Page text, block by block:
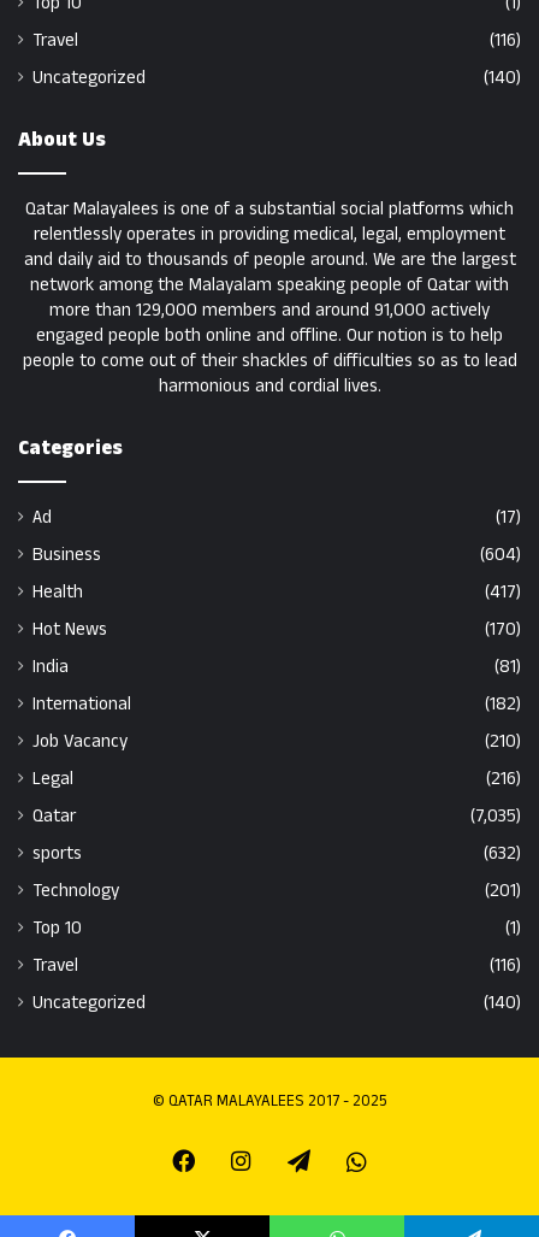
Travel
(116)
Uncategorized
(140)
About Us
Qatar Malayalees is one of a substantial social platforms which
relentlessly operates in providing medical, legal, employment
and daily aid to thousands of people around. We are the largest
network among the Malayalam speaking people of Qatar with
more than 129,000 members and around 91,000 actively
engaged people both online and offline. Our notion is to help
people to come out of their shackles of difficulties so as to lead
harmonious and cordial lives.
Categories
Ad
(17)
Business
(604)
Health
(417)
Hot News
(170)
India
(81)
International
(182)
Job Vacancy
(210)
Legal
(216)
Qatar
(7,035)
sports
(632)
Technology
(201)
Top 10
(1)
Travel
(116)
Uncategorized
(140)
© QATAR MALAYALEES 2017 - 2025
FacebookInstagramTelegramWhatsapp